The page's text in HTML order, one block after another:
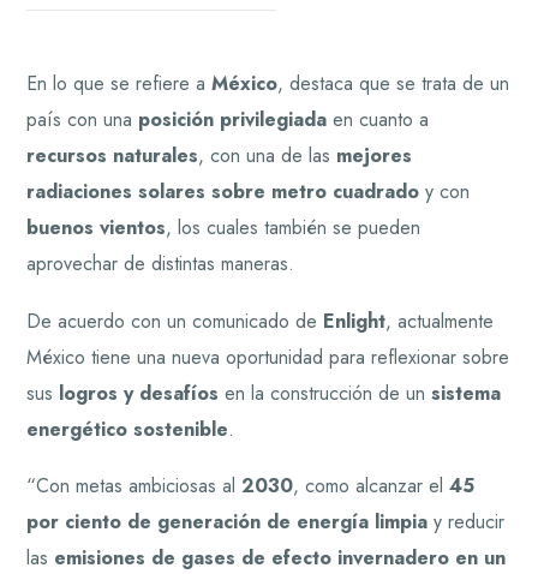
En lo que se refiere aMéxico, destaca que se trata de un
país con una posición privilegiada en cuanto a
recursos naturales, con una de las mejores
radiaciones solares sobre metro cuadrado y con
buenos vientos, los cuales también se pueden
aprovechar de distintas maneras.
De acuerdo con un comunicado de Enlight, actualmente
México tiene una nueva oportunidad para reflexionar sobre
sus logros y desafíos en la construcción de unsistema
energético sostenible.
“Con metas ambiciosas al2030, como alcanzar el45
por ciento de generación de energía limpia y reducir
las emisiones de gases de efecto invernadero en un